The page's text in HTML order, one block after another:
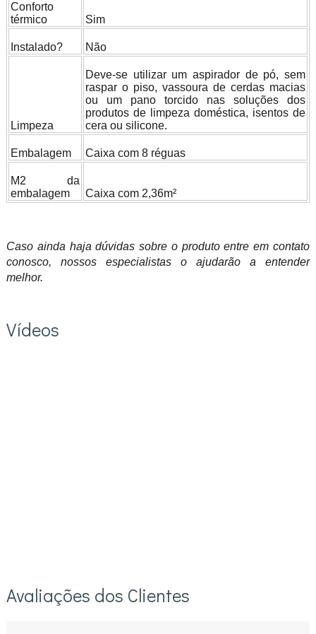
Conforto
térmico
Sim
Instalado? Não
Limpeza
Deve-se utilizar um aspirador de pó, sem
raspar o piso, vassoura de cerdas macias
ou um pano torcido nas soluções dos
produtos de limpeza doméstica, isentos de
cera ou silicone.
Embalagem Caixa com 8 réguas
M2 da
embalagem
Caixa com 2,36m²
Caso ainda haja dúvidas sobre o produto entre em contato
conosco, nossos especialistas o ajudarão a entender
melhor.
Vídeos
Avaliações dos Clientes